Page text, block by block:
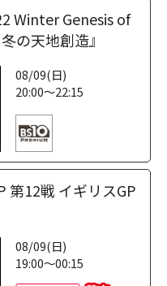
Winter Genesis of
の天地創造』
08/09(日)
20:00～22:15
第12戦 イギリスGP
08/09(日)
19:00～00:15